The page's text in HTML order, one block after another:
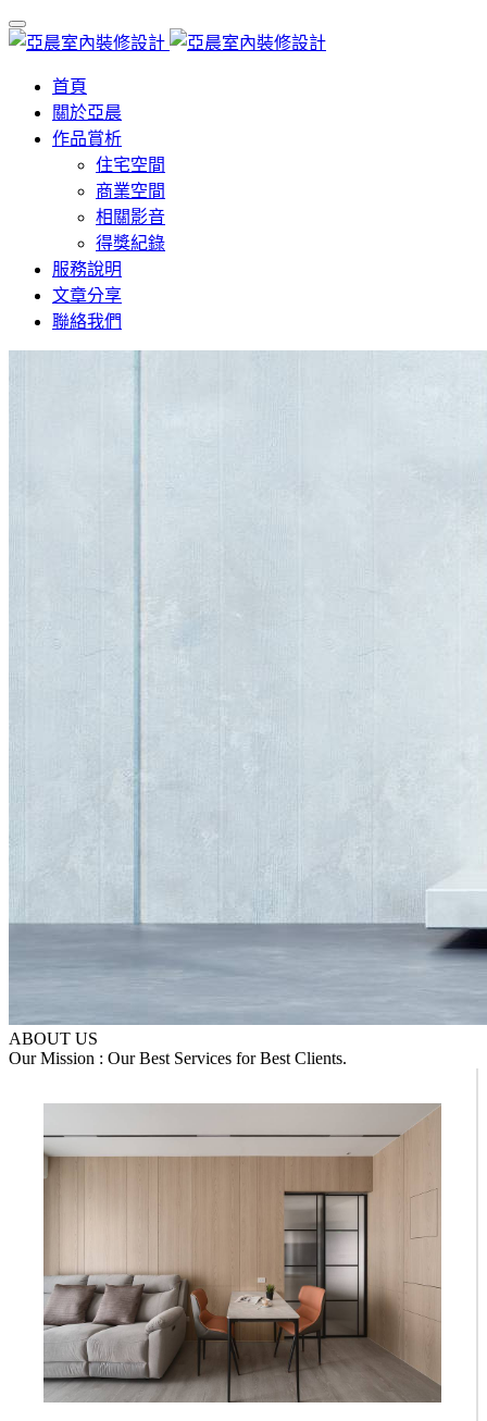
首頁
關於亞晨
作品賞析
住宅空間
商業空間
相關影音
得獎紀錄
服務說明
文章分享
聯絡我們
ABOUT US
Our Mission : Our Best Services for Best Clients.